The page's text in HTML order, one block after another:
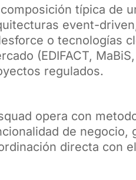
típica de
event-
o tecnologías
(EDIFACT,
regulados.
opera con
de negocio,
directa con